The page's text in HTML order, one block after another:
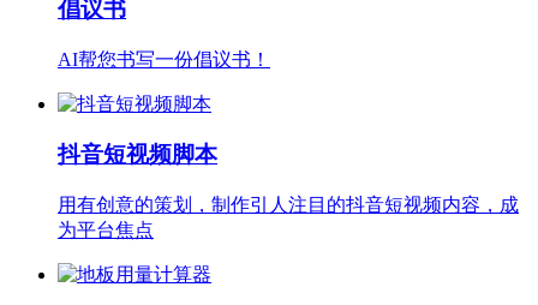
倡议书
AI帮您书写一份倡议书！
抖音短视频脚本
用有创意的策划，制作引人注目的抖音短视频内容，成
为平台焦点